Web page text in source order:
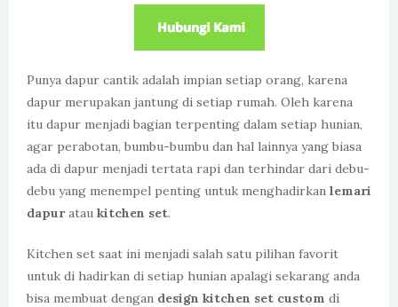
Punya dapur cantik adalah impian setiap orang, karena
dapur merupakan jantung di setiap rumah. Oleh karena
itu dapur menjadi bagian terpenting dalam setiap hunian,
agar perabotan, bumbu-bumbu dan hal lainnya yang biasa
ada di dapur menjadi tertata rapi dan terhindar dari debu-
debu yang menempel penting untuk menghadirkan lemari
dapuratau kitchen set.
Kitchen set saat ini menjadi salah satu pilihan favorit
untuk di hadirkan di setiap hunian apalagi sekarang anda
bisa membuat dengan design kitchen set custom di